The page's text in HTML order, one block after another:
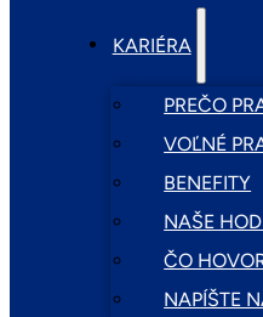
KARIÉRA
PREČO
VOĽNÉ
BENEFITY
NAŠE
ČO
NAPÍŠTE